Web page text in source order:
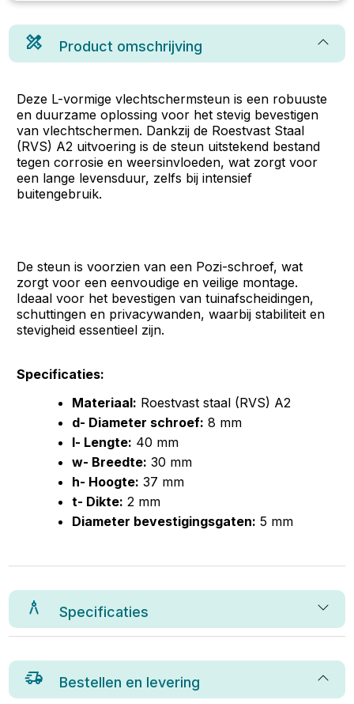
Product omschrijving
Deze L-vormige vlechtschermsteun is een robuuste
en duurzame oplossing voor het stevig bevestigen
van vlechtschermen. Dankzij de Roestvast Staal
(RVS) A2 uitvoering is de steun uitstekend bestand
tegen corrosie en weersinvloeden, wat zorgt voor
een lange levensduur, zelfs bij intensief
buitengebruik.
De steun is voorzien van een Pozi-schroef, wat
zorgt voor een eenvoudige en veilige montage.
Ideaal voor het bevestigen van tuinafscheidingen,
schuttingen en privacywanden, waarbij stabiliteit en
stevigheid essentieel zijn.
Specificaties:
Materiaal: Roestvast staal (RVS) A2
d- Diameter schroef: 8 mm
l- Lengte: 40 mm
w- Breedte: 30 mm
h- Hoogte: 37 mm
t- Dikte: 2 mm
Diameter bevestigingsgaten: 5 mm
Specificaties
Bestellen en levering